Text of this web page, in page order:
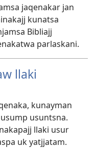
jaqenakar jan
kunatsa
Bibliajj
parlaskani.
llaki
kunayman
usuntsna.
llaki usur
uk yatjjatam.